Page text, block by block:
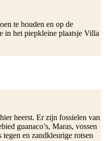
te houden en op de
in het piepkleine plaatsje Villa
heerst. Er zijn fossielen van
guanaco’s, Maras, vossen
en zandkleurige rotsen